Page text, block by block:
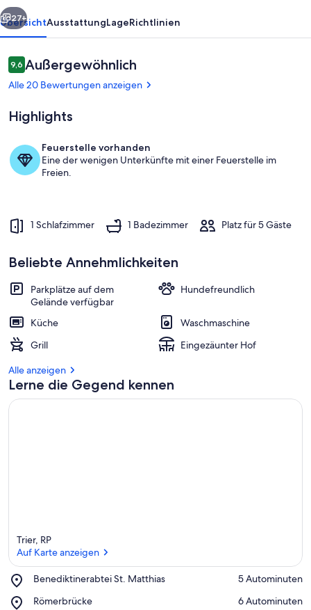
Luxembourg
(jeweils
10
Min.)
Weiter
27+
ÜbersichtAusstattungLageRichtlinien
Bewertungen
9,69,6 von 10.
Außergewöhnlich
Alle 20 Bewertungen anzeigen
Highlights
Feuerstelle vorhanden
Eine der wenigen Unterkünfte mit einer Feuerstelle im
Freien.
1 Schlafzimmer 1 Badezimmer Platz für 5 Gäste
Beliebte Annehmlichkeiten
Parkplätze auf dem
Gelände verfügbar
Hundefreundlich
Küche
Waschmaschine
Grill
Eingezäunter Hof
Alle anzeigen
Lerne die Gegend kennen
Trier, RP
Auf Karte anzeigen
Benediktinerabtei St. Matthias
Place,
St.
‪5 Autominuten‬
Römerbrücke
Place,
‪6 Autominuten‬